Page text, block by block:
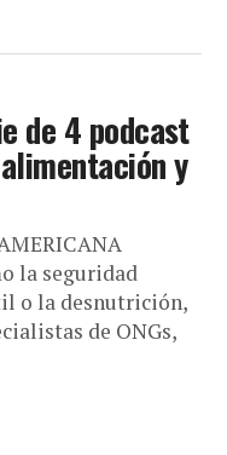
de 4 podcast
y
la seguridad
o la desnutrición,
de ONGs,